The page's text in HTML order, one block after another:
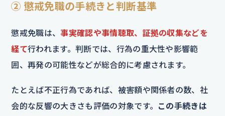
② 懲戒免職の手続きと判断基準
懲戒免職は、事実確認や事情聴取、証拠の収集などを
経て行われます。判断では、行為の重大性や影響範
囲、再発の可能性などが総合的に考慮されます。
たとえば不正行為であれば、被害額や関係者の数、社
会的な反響の大きさも評価の対象です。 この手続きは